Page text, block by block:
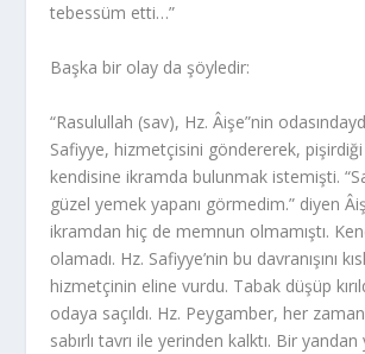
tebessüm etti…”
Başka bir olay da şöyledir:
“Rasulullah (sav), Hz. Âişe”nin
Safiyye, hizmetçisini göndererek,
kendisine ikramda bulunmak istemişti.
güzel yemek yapanı görmedim.” diyen
ikramdan hiç de memnun olmamıştı.
olamadı. Hz. Safiyye’nin bu davranışını
hizmetçinin eline vurdu. Tabak düşüp
odaya saçıldı. Hz. Peygamber, her
sabırlı tavrı ile yerinden kalktı. Bir